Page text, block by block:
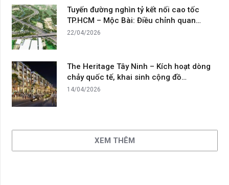
Tuyến đường nghìn tỷ kết nối cao tốc
TP.HCM – Mộc Bài: Điều chỉnh quan…
22/04/2026
The Heritage Tây Ninh – Kích hoạt dòng
chảy quốc tế, khai sinh cộng đồ…
14/04/2026
XEM THÊM